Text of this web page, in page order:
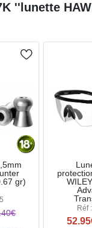
''lunette
gr)
Réf